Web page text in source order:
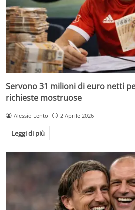
Servono 31 milioni di euro netti
richieste mostruose
Alessio Lento 2 Aprile 2026
Leggi di più